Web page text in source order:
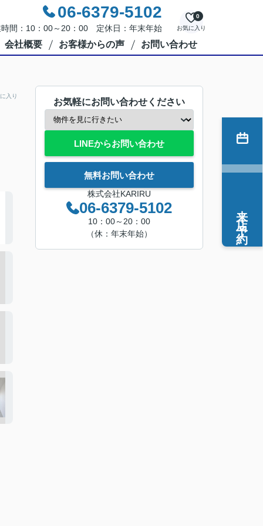
06-6379-5102
間：10：00～20：00 定休日：年末年始 お気に入り
0
会社概要 お客様からの声 お問い合わせ
入り
お気軽にお問い合わせください
LINEからお問い合わせ
無料お問い合わせ
株式会社KARIRU
06-6379-5102
10：00～20：00
（休：年末年始）
来店予約